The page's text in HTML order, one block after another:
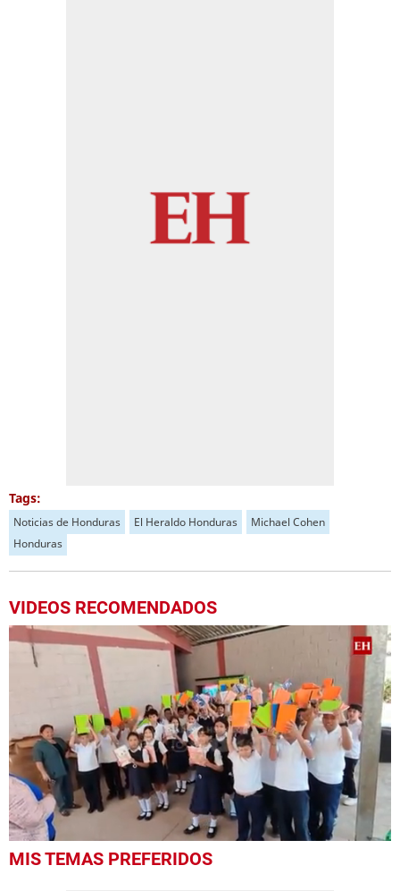
Tags:
Noticias de Honduras El Heraldo Honduras
Michael Cohen
Honduras
VIDEOS RECOMENDADOS
seconds
MIS TEMAS PREFERIDOS